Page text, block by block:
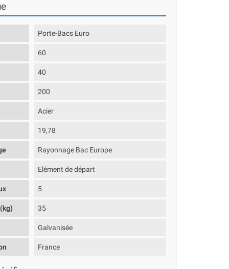
Porte-Bacs Euro
60
40
200
Acier
19,78
Rayonnage Bac Europe
Elément de départ
5
35
Galvanisée
France